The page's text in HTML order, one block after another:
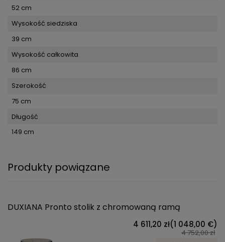
52 cm
Wysokość siedziska
39 cm
Wysokość całkowita
86 cm
Szerokość
75 cm
Długość
149 cm
Produkty powiązane
DUXIANA Pronto stolik z chromowaną ramą
4 611,20 zł
4 752,00 zł
(1 048,00 €)